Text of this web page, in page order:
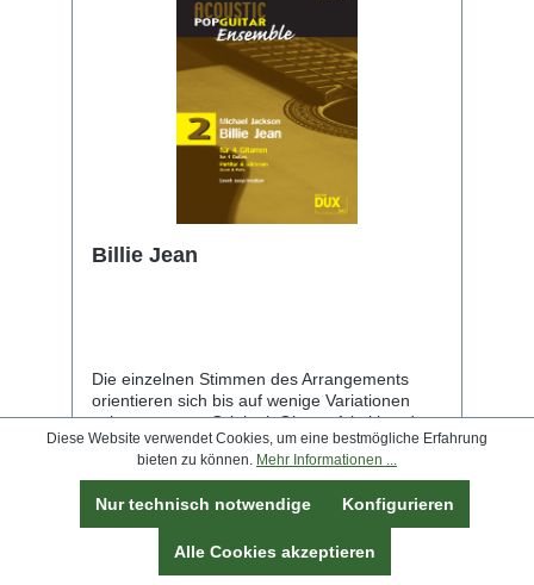
Billie Jean
Die einzelnen Stimmen des Arrangements
orientieren sich bis auf wenige Variationen
sehr genau am Original. Gitarre 1 imitiert den
rhythmischen Gesang, Gitarre 2 kopiert die
Keyboardfigur, Gitarre 3 die berühmte
Basslinie und die Gitarre 4 spielt die andere,
tiefe Basslinie. 8 Seiten + 4 Einleger Eine
Aufnahme dieses Arrangements finden Sie
unter dem angegebenen Link. "Billie Jean" auf
Diese Website verwendet Cookies, um eine bestmögliche Erfahrung
bieten zu können. Mehr Informationen ...
Nur technisch notwendige Konfigurieren
Alle Cookies akzeptieren